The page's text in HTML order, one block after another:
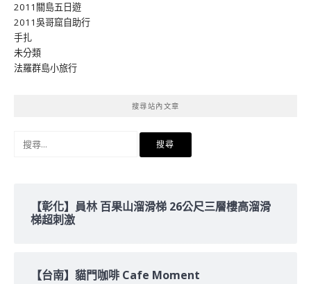
2011關島五日遊
2011吳哥窟自助行
手扎
未分類
法羅群島小旅行
搜尋站內文章
【彰化】員林 百果山溜滑梯 26公尺三層樓高溜滑
梯超刺激
【台南】貓門咖啡 Cafe Moment